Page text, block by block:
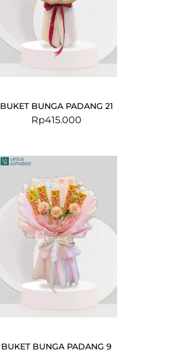
BUKET BUNGA PADANG 21
Rp415.000
BUKET BUNGA PADANG 9